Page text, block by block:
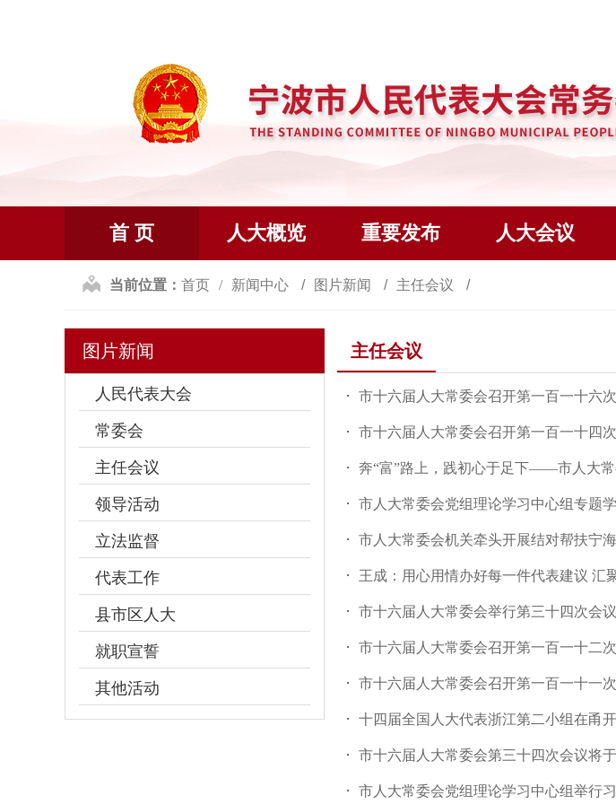
首 页 人大概览 重要发布 人大会议
当前位置： 首页 新闻中心 图片新闻 主任会议
图片新闻
人民代表大会
常委会
主任会议
领导活动
立法监督
代表工作
县市区人大
就职宣誓
其他活动
主任会议
市十六届人大常委会召开第一百一十六
市十六届人大常委会召开第一百一十四
奔“富”路上，践初心于足下——市人大常
市人大常委会党组理论学习中心组专题
市人大常委会机关牵头开展结对帮扶宁
王成：用心用情办好每一件代表建议 汇
市十六届人大常委会举行第三十四次会议
市十六届人大常委会召开第一百一十二
市十六届人大常委会召开第一百一十一
十四届全国人大代表浙江第二小组在甬
市十六届人大常委会第三十四次会议将
市人大常委会党组理论学习中心组举行